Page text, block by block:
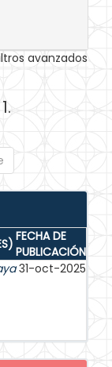
avanzados
FECHA DE
PUBLICACIÓN
31-oct-2025